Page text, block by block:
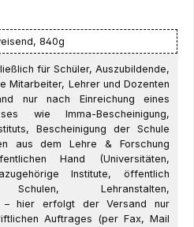
840g
für Schüler, Auszubildende,
Mitarbeiter, Lehrer und Dozenten
nur nach Einreichung eines
wie Imma-Bescheinigung,
Bescheinigung der Schule
aus dem Lehre & Forschung
Hand (Universitäten,
Institute, öffentlich
Lehranstalten,
– hier erfolgt der Versand nur
Auftrages (per Fax, Mail